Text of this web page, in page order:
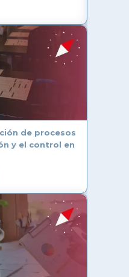
de procesos
y el control en